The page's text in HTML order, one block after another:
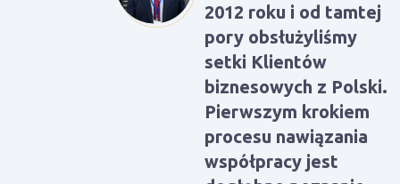
2012 roku i od tamtej
pory obsłużyliśmy
setki Klientów
biznesowych z Polski.
Pierwszym krokiem
procesu nawiązania
współpracy jest